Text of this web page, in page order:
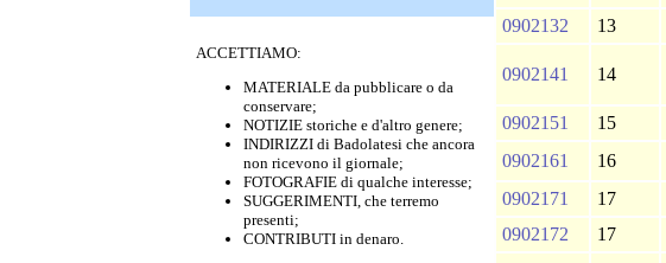
ACCETTIAMO:
MATERIALE da pubblicare o da
conservare;
NOTIZIE storiche e d'altro genere;
INDIRIZZI di Badolatesi che ancora
non ricevono il giornale;
FOTOGRAFIE di qualche interesse;
SUGGERIMENTI, che terremo
presenti;
CONTRIBUTI in denaro.
0902132
13
0902141 14
0902151
15
0902161
16
0902171
17
0902172
17